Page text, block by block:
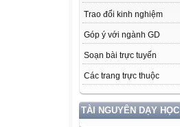
Trao đổi kinh nghiệm
Góp ý với ngành GD
Soạn bài trực tuyến
Các trang trực thuộc
TÀI NGUYÊN DẠY HỌC